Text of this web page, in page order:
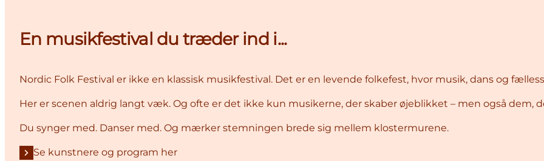
En musikfestival du træder ind i...
Nordic Folk Festival er ikke en klassisk musikfestival. Det er en levende folkefest, hvor musik, dans og
Her er scenen aldrig langt væk. Og ofte er det ikke kun musikerne, der skaber øjeblikket – men også dem,
Du synger med. Danser med. Og mærker stemningen brede sig mellem klostermurene.
Se kunstnere og program her